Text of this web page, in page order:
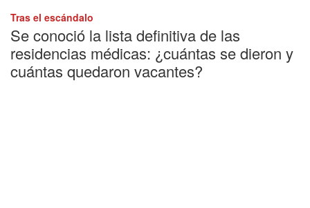
Tras el escándalo
Se conoció la lista definitiva de las
residencias médicas: ¿cuántas se dieron y
cuántas quedaron vacantes?